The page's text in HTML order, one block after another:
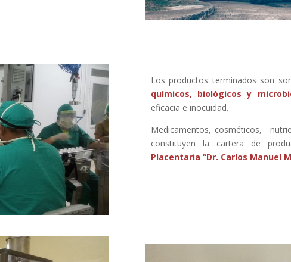
Los productos terminados son
químicos, biológicos y
eficacia e inocuidad.
Medicamentos, cosméticos,
constituyen la cartera de
Placentaria “Dr. Carlos Manuel